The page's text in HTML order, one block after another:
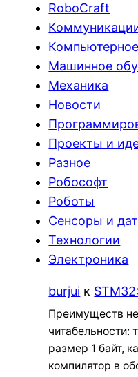
RoboCraft
Машинное
Механика
Новости
Проекты и
Разное
Робософт
Роботы
Сенсоры и
Технологии
Электроника
burjui к
Преимуществ
читабельности:
размер 1 байт,
компилятор в